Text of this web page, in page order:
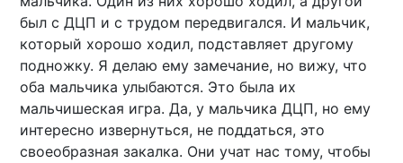
был с ДЦП и с трудом передвигался. И мальчик,
который хорошо ходил, подставляет другому
подножку. Я делаю ему замечание, но вижу, что
оба мальчика улыбаются. Это была их
мальчишеская игра. Да, у мальчика ДЦП, но ему
интересно извернуться, не поддаться, это
своеобразная закалка. Они учат нас тому, чтобы